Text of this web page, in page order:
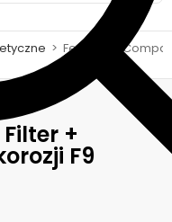
> Fernox TF1
+
F9